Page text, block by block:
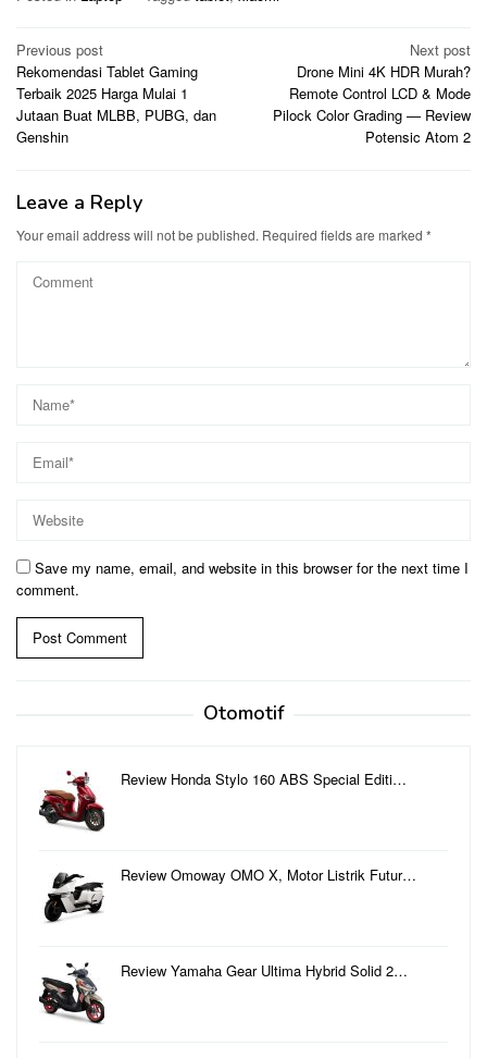
Post
navigation
Previous post
Rekomendasi Tablet Gaming
Terbaik 2025 Harga Mulai 1
Jutaan Buat MLBB, PUBG, dan
Genshin
Next post
Drone Mini 4K HDR Murah?
Remote Control LCD & Mode
Pilock Color Grading — Review
Potensic Atom 2
Leave a Reply
Your email address will not be published. Required fields are marked *
Save my name, email, and website in this browser for the next time I
comment.
Otomotif
Review Honda Stylo 160 ABS Special Editi…
Review Omoway OMO X, Motor Listrik Futur…
Review Yamaha Gear Ultima Hybrid Solid 2…